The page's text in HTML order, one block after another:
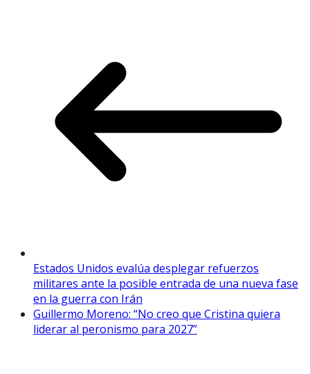
Estados Unidos evalúa desplegar refuerzos
militares ante la posible entrada de una nueva fase
en la guerra con Irán
Guillermo Moreno: “No creo que Cristina quiera
liderar al peronismo para 2027”